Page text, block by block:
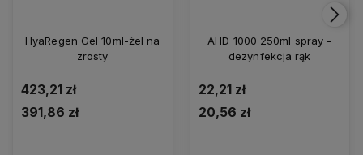
HyaRegen Gel 10ml-żel na
zrosty
423,21 zł
391,86 zł
AHD 1000 250ml spray -
dezynfekcja rąk
22,21 zł
20,56 zł